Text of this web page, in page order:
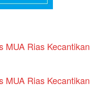
MUA Rias Kecantikan
MUA Rias Kecantikan